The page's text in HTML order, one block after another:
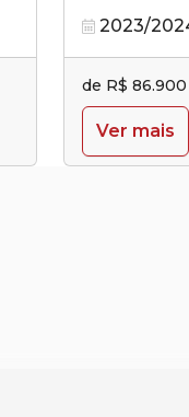
2023/
de R$ 86.900
Ver mais